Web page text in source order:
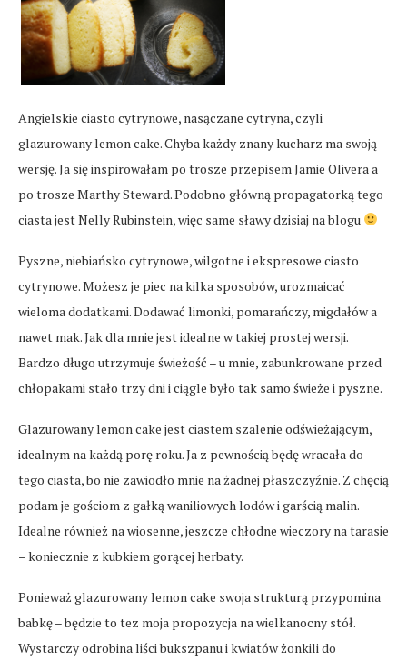
Angielskie ciasto cytrynowe, nasączane cytryna, czyli
glazurowany lemon cake. Chyba każdy znany kucharz ma swoją
wersję. Ja się inspirowałam po trosze przepisem Jamie Olivera a
po trosze Marthy Steward. Podobno główną propagatorką tego
ciasta jest Nelly Rubinstein, więc same sławy dzisiaj na blogu
Pyszne, niebiańsko cytrynowe, wilgotne i ekspresowe ciasto
cytrynowe. Możesz je piec na kilka sposobów, urozmaicać
wieloma dodatkami. Dodawać limonki, pomarańczy, migdałów a
nawet mak. Jak dla mnie jest idealne w takiej prostej wersji.
Bardzo długo utrzymuje świeżość – u mnie, zabunkrowane przed
chłopakami stało trzy dni i ciągle było tak samo świeże i pyszne.
Glazurowany lemon cake jest ciastem szalenie odświeżającym,
idealnym na każdą porę roku. Ja z pewnością będę wracała do
tego ciasta, bo nie zawiodło mnie na żadnej płaszczyźnie. Z chęcią
podam je gościom z gałką waniliowych lodów i garścią malin.
Idealne również na wiosenne, jeszcze chłodne wieczory na tarasie
– koniecznie z kubkiem gorącej herbaty.
Ponieważ glazurowany lemon cake swoja strukturą przypomina
babkę – będzie to tez moja propozycja na wielkanocny stół.
Wystarczy odrobina liści bukszpanu i kwiatów żonkili do